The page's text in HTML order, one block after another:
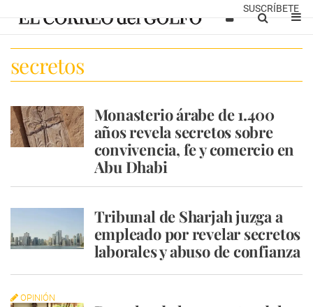
SUSCRÍBETE
secretos
Monasterio árabe de 1.400
años revela secretos sobre
convivencia, fe y comercio en
Abu Dhabi
Tribunal de Sharjah juzga a
empleado por revelar secretos
laborales y abuso de confianza
OPINIÓN